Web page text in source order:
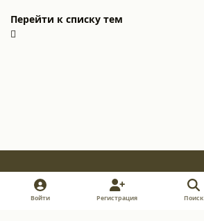
Перейти к списку тем
Light ModeDark ModeSystem Preference
Войти Регистрация Поиск